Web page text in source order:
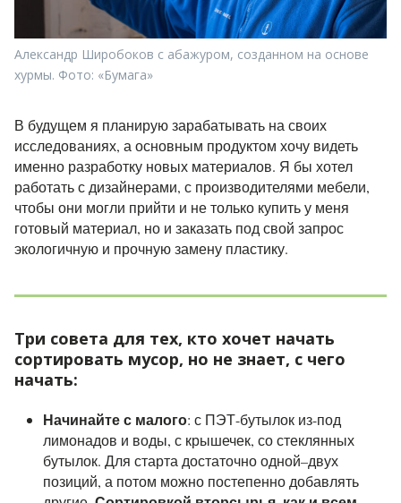
Александр Широбоков с абажуром, созданном на основе
хурмы. Фото: «Бумага»
В будущем я планирую зарабатывать на своих
исследованиях, а основным продуктом хочу видеть
именно разработку новых материалов. Я бы хотел
работать с дизайнерами, с производителями мебели,
чтобы они могли прийти и не только купить у меня
готовый материал, но и заказать под свой запрос
экологичную и прочную замену пластику.
Три совета для тех, кто хочет начать
сортировать мусор, но не знает, с чего
начать:
Начинайте с малого: с ПЭТ-бутылок из-под
лимонадов и воды, с крышечек, со стеклянных
бутылок. Для старта достаточно одной–двух
позиций, а потом можно постепенно добавлять